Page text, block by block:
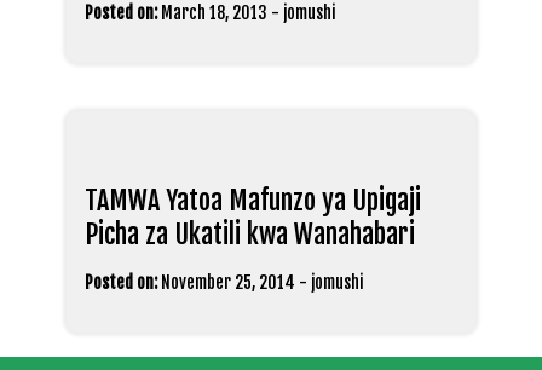
Posted on: March 18, 2013 - jomushi
TAMWA Yatoa Mafunzo ya Upigaji
Picha za Ukatili kwa Wanahabari
Posted on: November 25, 2014 - jomushi